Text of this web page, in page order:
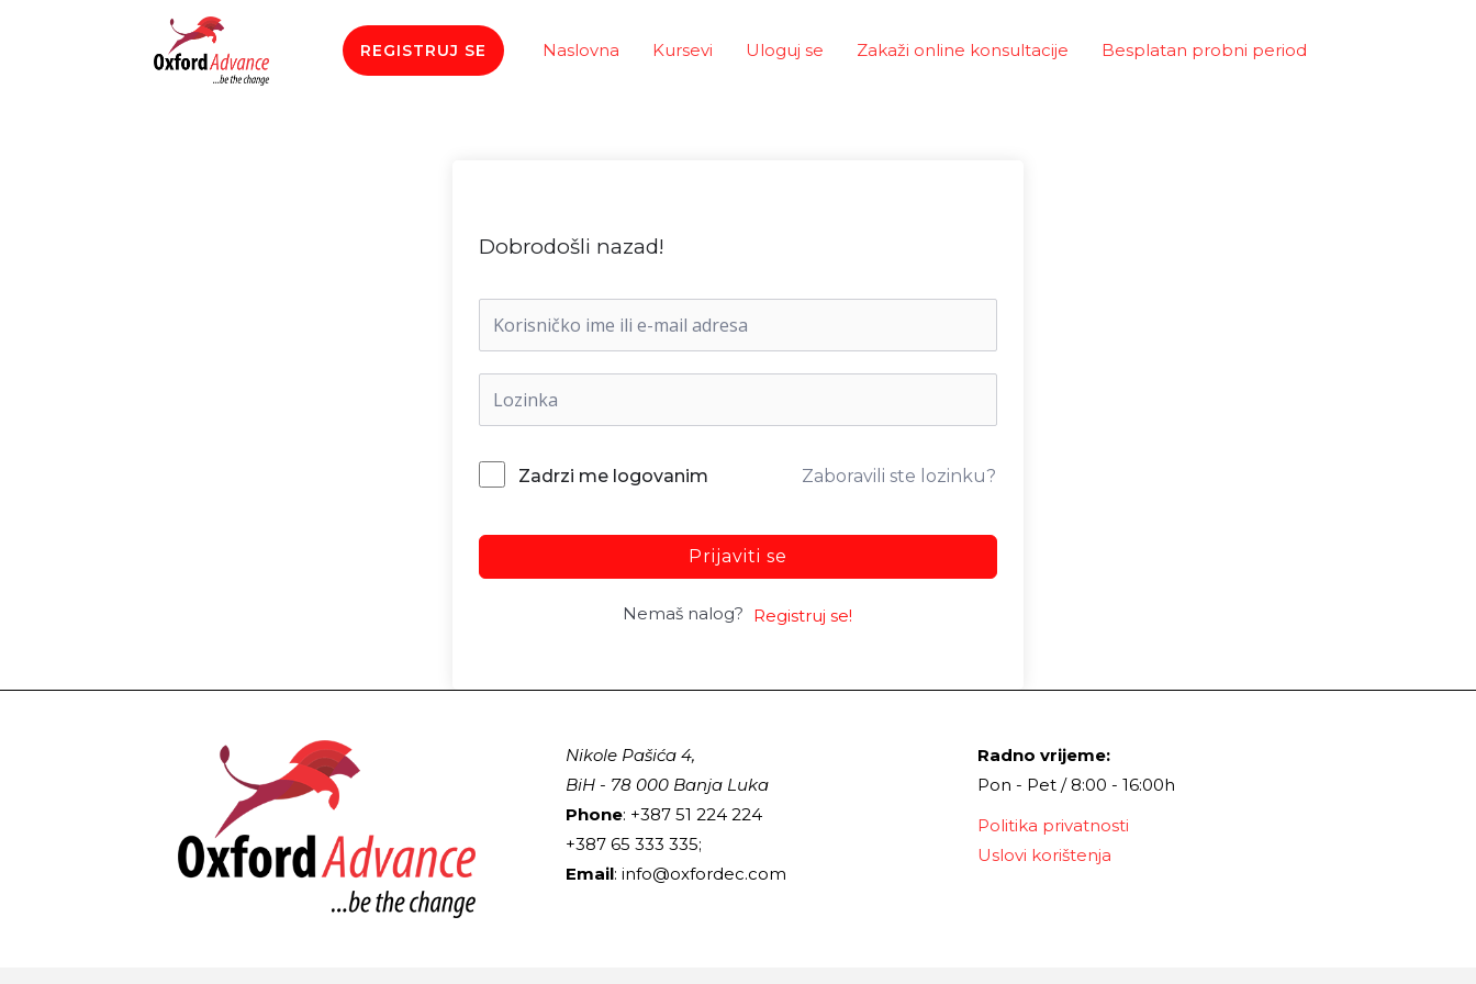
REGISTRUJ SE Naslovna Kursevi Uloguj se Zakaži online konsultacije Besplatan probni period
Dobrodošli nazad!
Zadrzi me logovanim Zaboravili ste lozinku?
Prijaviti se
Nemaš nalog? Registruj se!
Nikole Pašića 4,
BiH - 78 000 Banja Luka
Phone: +387 51 224 224
+387 65 333 335;
Email: info@oxfordec.com
Radno vrijeme:
Pon - Pet / 8:00 - 16:00h
Politika privatnosti
Uslovi korištenja